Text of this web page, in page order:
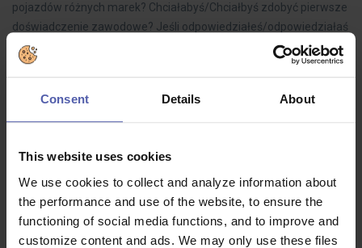
Consent Details About
This website uses cookies
We use cookies to collect and analyze information about
the performance and use of the website, to ensure the
functioning of social media functions, and to improve and
customize content and ads. We may only use these files
pojazdów różnych marek? Chciałabyś/Chciałbyś zdobyć pierwsze
doświadczenie zawodowe? Jeśli odpowiedziałeś/odpowiedziałaś
na chociaż jedno…
Goodcall Prague
Do you want to boost up your career in IT procurement? Then
keep on reading!